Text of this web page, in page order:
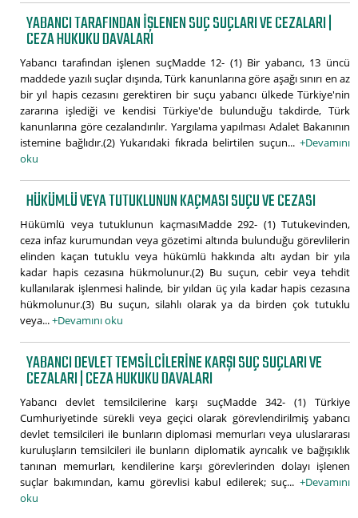
YABANCI TARAFINDAN IŞLENEN SUÇ SUÇLARI VE CEZALARI |
CEZA HUKUKU DAVALARI
Yabancı tarafından işlenen suçMadde 12- (1) Bir yabancı, 13 üncü
maddede yazılı suçlar dışında, Türk kanunlarına göre aşağı sınırı en az
bir yıl hapis cezasını gerektiren bir suçu yabancı ülkede Türkiye'nin
zararına işlediği ve kendisi Türkiye'de bulunduğu takdirde, Türk
kanunlarına göre cezalandırılır. Yargılama yapılması Adalet Bakanının
istemine bağlıdır.(2) Yukarıdaki fıkrada belirtilen suçun... +Devamını
oku
HÜKÜMLÜ VEYA TUTUKLUNUN KAÇMASI SUÇU VE CEZASI
Hükümlü veya tutuklunun kaçmasıMadde 292- (1) Tutukevinden,
ceza infaz kurumundan veya gözetimi altında bulunduğu görevlilerin
elinden kaçan tutuklu veya hükümlü hakkında altı aydan bir yıla
kadar hapis cezasına hükmolunur.(2) Bu suçun, cebir veya tehdit
kullanılarak işlenmesi halinde, bir yıldan üç yıla kadar hapis cezasına
hükmolunur.(3) Bu suçun, silahlı olarak ya da birden çok tutuklu
veya...+Devamını oku
YABANCI DEVLET TEMSILCILERINE KARŞI SUÇ SUÇLARI VE
CEZALARI | CEZA HUKUKU DAVALARI
Yabancı devlet temsilcilerine karşı suçMadde 342- (1) Türkiye
Cumhuriyetinde sürekli veya geçici olarak görevlendirilmiş yabancı
devlet temsilcileri ile bunların diplomasi memurları veya uluslararası
kuruluşların temsilcileri ile bunların diplomatik ayrıcalık ve bağışıklık
tanınan memurları, kendilerine karşı görevlerinden dolayı işlenen
suçlar bakımından, kamu görevlisi kabul edilerek; suç... +Devamını
oku